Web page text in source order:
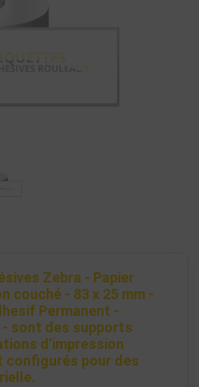
Zebra - Papier
couché - 83 x 25 mm -
Permanent -
- sont des supports
d’impression
configurés pour des